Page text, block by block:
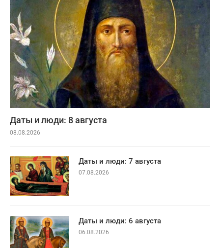
Даты и люди: 8 августа
08.08.2026
Даты и люди: 7 августа
07.08.2026
Даты и люди: 6 августа
06.08.2026